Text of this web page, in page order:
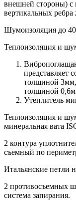
внешней стороны) c
вертикальных ребра
Шумоизоляция до
Теплоизоляция и
представляет
толщиной
толщиной
Утеплитель
Теплоизоляция и
минеральная вата
2 контура
съемный по
Итальянские петли
2 противосъемных
система запирания.